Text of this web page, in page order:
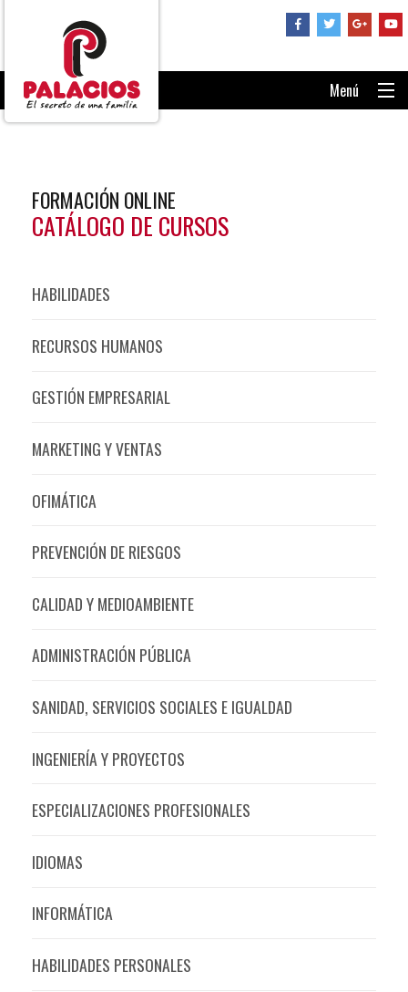
Menú
RECUPERAR CONTRASEÑA
CATÁLOGO DE CURSOS
FORMACIÓN ONLINE
HABILIDADES
RECURSOS HUMANOS
GESTIÓN EMPRESARIAL
MARKETING Y VENTAS
OFIMÁTICA
PREVENCIÓN DE RIESGOS
CALIDAD Y MEDIOAMBIENTE
ADMINISTRACIÓN PÚBLICA
SANIDAD, SERVICIOS SOCIALES E IGUALDAD
INGENIERÍA Y PROYECTOS
ESPECIALIZACIONES PROFESIONALES
IDIOMAS
INFORMÁTICA
HABILIDADES PERSONALES